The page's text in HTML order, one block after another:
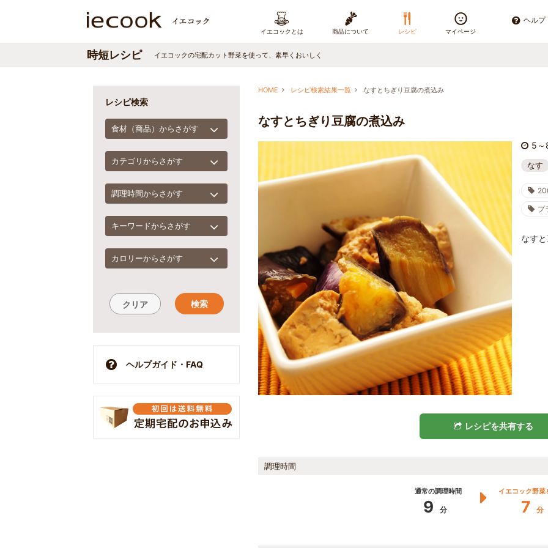
ヘルプ
イエコックとは 商品について レシピ マイページ
イエコックの宅配カット野菜を使って、素早くおいしく
時短レシピ
HOME レシピ検索結果一覧 なすとちぎり豆腐の煮込み
なすとちぎり豆腐の煮込み
5～
なす
プ
なす
レシピを共有する
調理時間
通常の調理時間
9 分
イエコック野菜
7 分
レシピ検索
食材（商品）からさがす
カテゴリからさがす
調理時間からさがす
キーワードからさがす
カロリーからさがす
クリア 検索
ヘルプガイド・FAQ